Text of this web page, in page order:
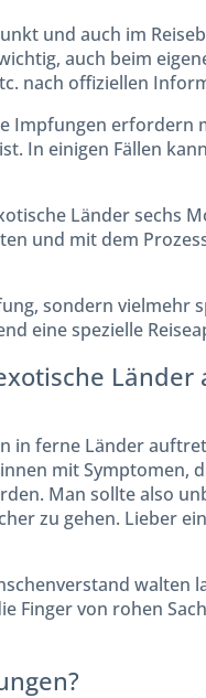
und auch im
auch beim
nach offiziellen
Impfungen erfordern
In einigen Fällen
Länder sechs
und mit dem
sondern vielmehr
eine spezielle
in ferne Länder
mit Symptomen,
Man sollte also
zu gehen. Lieber
walten
Finger von rohen